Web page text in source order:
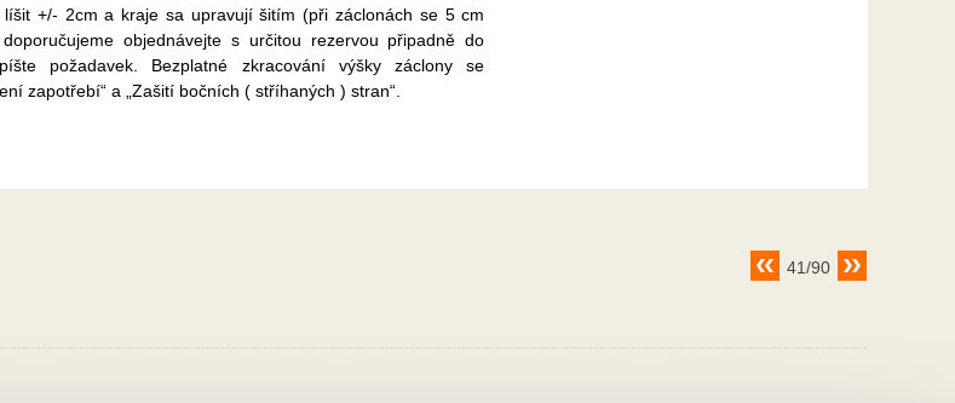
+/- 2cm a kraje sa upravují šitím (při záclonách se 5 cm
objednávejte s určitou rezervou připadně do
požadavek. Bezplatné zkracování výšky záclony se
zapotřebí“ a „Zašití bočních ( stříhaných ) stran“.
41/90